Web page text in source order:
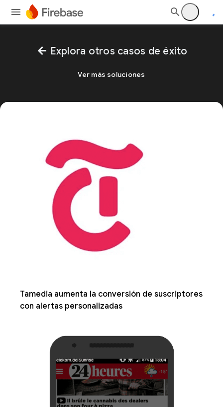
arrow_back Explora otros casos de éxito
Ver más soluciones
Tamedia aumenta la conversión de suscriptores
con alertas personalizadas